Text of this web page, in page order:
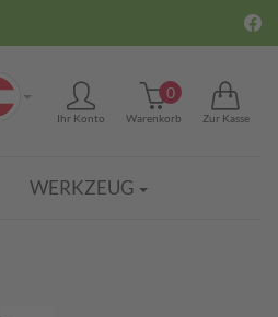
Ihr Konto Warenkorb
0
Zur Kasse
WERKZEUG